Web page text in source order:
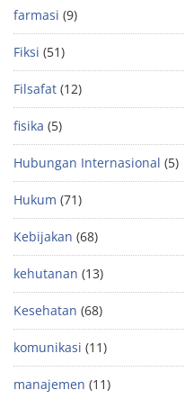
farmasi (9)
Fiksi (51)
Filsafat (12)
fisika (5)
Hubungan Internasional (5)
Hukum (71)
Kebijakan (68)
kehutanan (13)
Kesehatan (68)
komunikasi (11)
manajemen (11)